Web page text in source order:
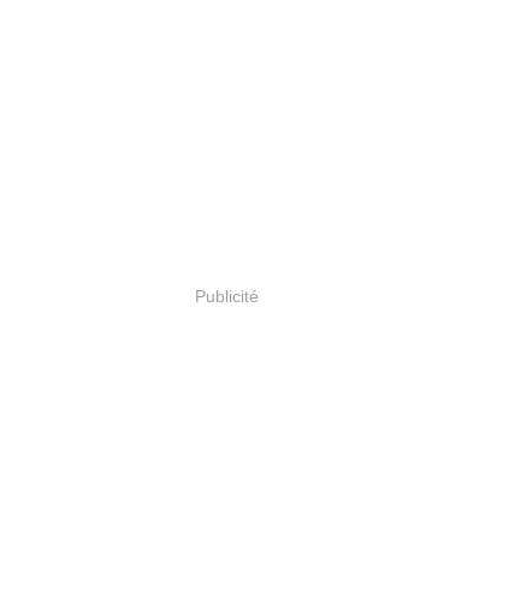
Publicité